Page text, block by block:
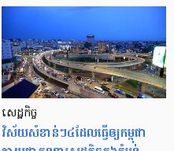
សេដ្ឋកិច្ច​
វិស័យ​សំខាន់ៗ​៤​ដែល​ធ្វើ​ឲ្យ​កម្ពុជា​